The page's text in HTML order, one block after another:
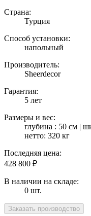
Страна:
Турция
Способ установки:
напольный
Производитель:
Sheerdecor
Гарантия:
5 лет
Размеры и вес:
глубина : 50 см |
нетто: 320 кг
Последняя цена:
428 800 ₽
В наличии на складе:
0 шт.